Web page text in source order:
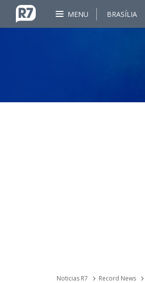
MENU BRASÍLIA
Noticias R7 Record News